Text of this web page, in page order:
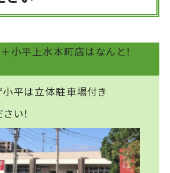
小平上水本町店はなんと！
小平は立体駐車場付き
い！